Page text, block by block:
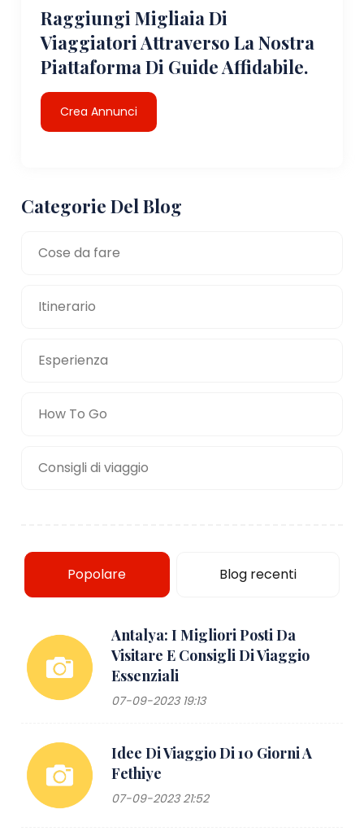
Raggiungi Migliaia Di
Viaggiatori Attraverso La Nostra
Piattaforma Di Guide Affidabile.
Crea Annunci
Categorie Del Blog
Cose da fare
Itinerario
Esperienza
How To Go
Consigli di viaggio
Popolare Blog recenti
Antalya: I Migliori Posti Da
Visitare E Consigli Di Viaggio
Essenziali
07-09-2023 19:13
Idee Di Viaggio Di 10 Giorni A
Fethiye
07-09-2023 21:52